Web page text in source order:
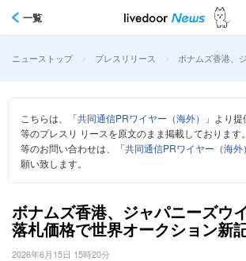
一覧
ニューストップ > プレスリリース > ボナムズ香港、
こちらは、「共同通信PRワイヤー（海外）
」より
等のプレスリ リースを原文のまま掲載しております
等のお問い合わせは、「共同通信PRワイヤー（海外）
願い致します。
ボナムズ香港、ジャパニーズウ
落札価格で世界オークション新
2026年6月15日 15時20分